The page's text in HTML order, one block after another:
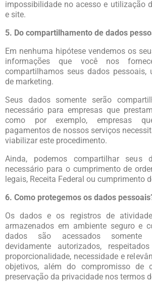
impossibilidade no acesso e utilização
e site.
5. Do compartilhamento de dados
Em nenhuma hipótese vendemos os
informações que você nos
compartilhamos seus dados pessoais,
de marketing.
Seus dados somente serão
necessário para empresas que
como por exemplo, empresas
pagamentos de nossos serviços
viabilizar este procedimento.
Ainda, podemos compartilhar seus
necessário para o cumprimento de
legais, Receita Federal ou cumprimento
6. Como protegemos os dados
Os dados e os registros de
armazenados em ambiente seguro e
dados são acessados somente
devidamente autorizados,
proporcionalidade, necessidade e
objetivos, além do compromisso de
preservação da privacidade nos termos